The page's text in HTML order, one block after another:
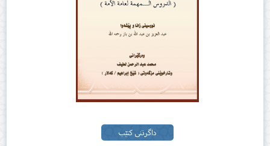
داگرتنی کتێب